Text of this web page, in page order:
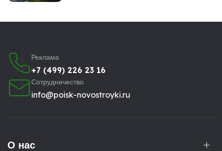
Реклама
+7 (499) 226 23 16
Сотрудничество
info@poisk-novostroyki.ru
О нас